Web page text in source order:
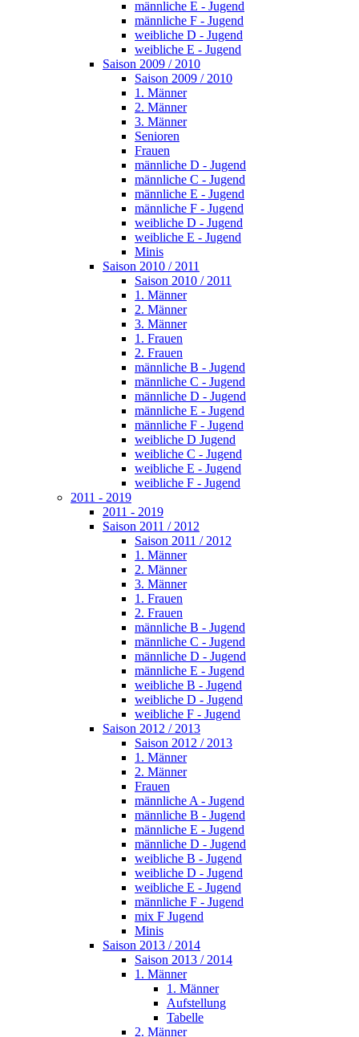
männliche E - Jugend
männliche F - Jugend
weibliche D - Jugend
weibliche E - Jugend
Saison 2009 / 2010
Saison 2009 / 2010
1. Männer
2. Männer
3. Männer
Senioren
Frauen
männliche D - Jugend
männliche C - Jugend
männliche E - Jugend
männliche F - Jugend
weibliche D - Jugend
weibliche E - Jugend
Minis
Saison 2010 / 2011
Saison 2010 / 2011
1. Männer
2. Männer
3. Männer
1. Frauen
2. Frauen
männliche B - Jugend
männliche C - Jugend
männliche D - Jugend
männliche E - Jugend
männliche F - Jugend
weibliche D Jugend
weibliche C - Jugend
weibliche E - Jugend
weibliche F - Jugend
2011 - 2019
2011 - 2019
Saison 2011 / 2012
Saison 2011 / 2012
1. Männer
2. Männer
3. Männer
1. Frauen
2. Frauen
männliche B - Jugend
männliche C - Jugend
männliche D - Jugend
männliche E - Jugend
weibliche B - Jugend
weibliche D - Jugend
weibliche F - Jugend
Saison 2012 / 2013
Saison 2012 / 2013
1. Männer
2. Männer
Frauen
männliche A - Jugend
männliche B - Jugend
männliche E - Jugend
männliche D - Jugend
weibliche B - Jugend
weibliche D - Jugend
weibliche E - Jugend
männliche F - Jugend
mix F Jugend
Minis
Saison 2013 / 2014
Saison 2013 / 2014
1. Männer
1. Männer
Aufstellung
Tabelle
2. Männer